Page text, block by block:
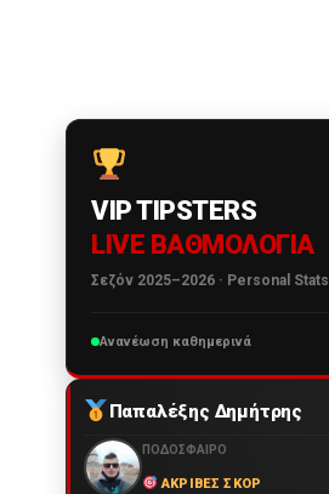
VIP TIPSTERS
LIVE ΒΑΘΜΟΛΟΓΊΑ
Σεζόν 2025–2026 · Personal Stats
Ανανέωση καθημερινά
Παπαλέξης Δημήτρης
ΠΟΔΌΣΦΑΙΡΟ
ΑΚΡΙΒΈΣ ΣΚΟΡ